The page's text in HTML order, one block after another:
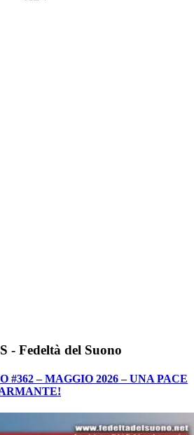
- Fedeltà del Suono
#362 – MAGGIO 2026 – UNA PACE